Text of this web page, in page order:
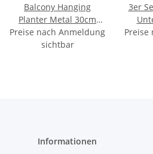
Balcony Hanging
Planter Metal 30cm
Zink
Preise nach Anmeldung
sichtbar
3er
Preise
Informationen